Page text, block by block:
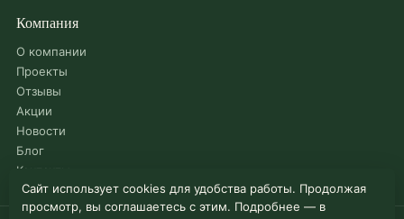
Компания
О компании
Проекты
Отзывы
Акции
Новости
Блог
Контакты
Сайт использует cookies для удобства работы. Продолжая
просмотр, вы соглашаетесь с этим. Подробнее — в